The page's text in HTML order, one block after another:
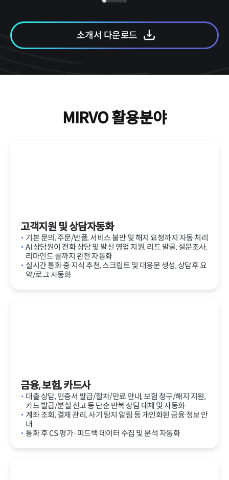
소개서 다운로드
MIRVO 활용분야
고객지원 및 상담자동화
기본 문의, 주문/반품, 서비스 불만 및 해지 요청까지 자동 처리
AI 상담원이 전화 상담 및 발신 영업 지원, 리드 발굴, 설문조사,
리마인드 콜까지 완전 자동화
실시간 통화 중 지식 추천, 스크립트 및 대응문 생성, 상담후 요
약/로그 자동화
금융, 보험, 카드사
대출 상담, 인증서 발급/절차/만료 안내, 보험 청구/해지 지원,
카드 발급/분실 신고 등 단순 반복 상담 대체 및 자동화
계좌 조회, 결제 관리, 사기 탐지 알림 등 개인화된 금융 정보 안
내
통화 후 CS 평가·피드백 데이터 수집 및 분석 자동화